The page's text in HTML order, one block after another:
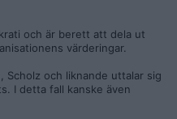
och är berett att dela ut
värderingar.
Scholz och liknande uttalar sig
I detta fall kanske även